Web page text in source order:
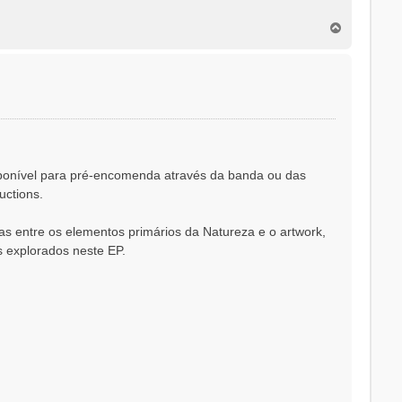
para pré-encomenda através da banda ou das
entre os elementos primários da Natureza e o artwork,
neste EP.